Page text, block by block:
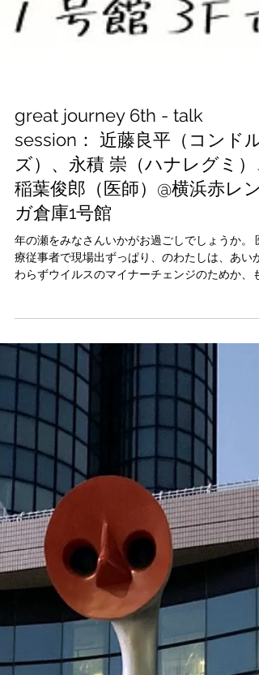
great journey 6th - talk
session： 近藤良平（コンドル
ズ）、永積 崇（ハナレグミ）
稲葉俊郎（医師）@横浜赤レン
ガ倉庫1号館
のすごい勢いで感染拡大しているのをヤレヤレと
見ながら、この微小な生命体の生命力に感心しな
がら、朝から晩まで寒風吹き荒れる軽井沢の野外
での診療...